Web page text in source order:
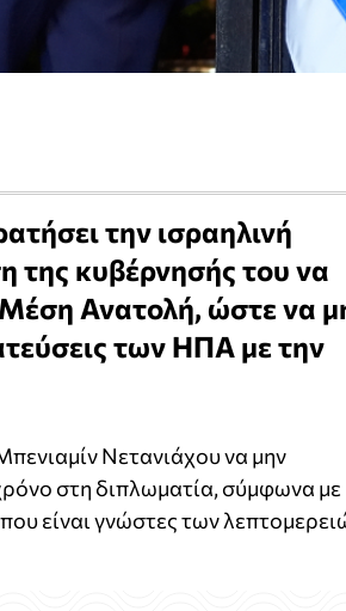
την ισραηλινή
της κυβέρνησής του να
Ανατολή, ώστε να
των ΗΠΑ με την
Νετανιάχου να μην
στη διπλωματία, σύμφωνα με
είναι γνώστες των